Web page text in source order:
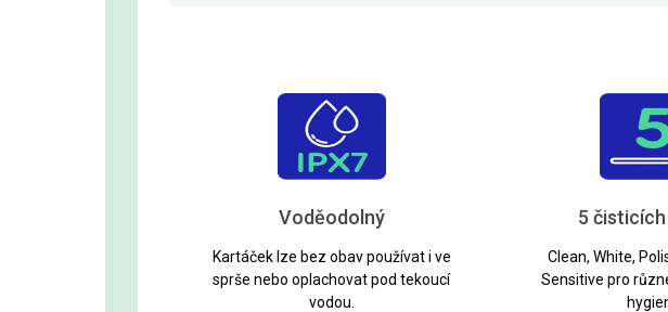
Voděodolný
Kartáček lze bez obav používat i ve
sprše nebo oplachovat pod tekoucí
vodou.
5
Clean, White,
Sensitive pro